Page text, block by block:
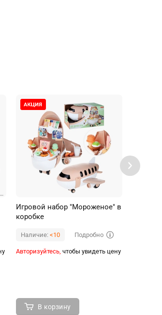
Игровой набор "Мороженое" в
коробке
Наличие: <10 Подробно
Авторизуйтесь, чтобы увидеть цену
В корзину